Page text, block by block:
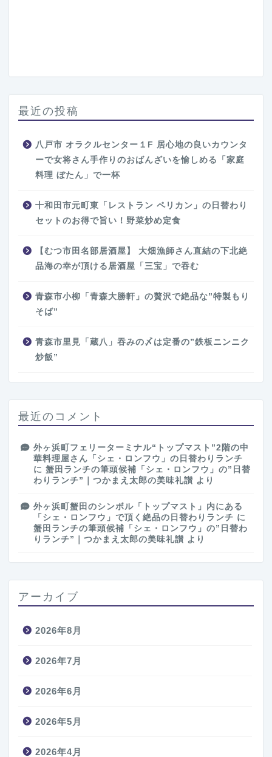
最近の投稿
八戸市 オラクルセンター１F 居心地の良いカウンタ
ーで女将さん手作りのおばんざいを愉しめる「家庭
料理 ぼたん」で一杯
十和田市元町東「レストラン ペリカン」の日替わり
セットのお得で旨い！野菜炒め定食
【むつ市田名部居酒屋】 大畑漁師さん直結の下北絶
品海の幸が頂ける居酒屋「三宝」で吞む
青森市小柳「青森大勝軒」の贅沢で絶品な”特製もり
そば”
青森市里見「蔵八」吞みの〆は定番の”鉄板ニンニク
炒飯”
最近のコメント
外ヶ浜町フェリーターミナル“トップマスト”2階の中
華料理屋さん「シェ・ロンフウ」の日替わりランチ
に 蟹田ランチの筆頭候補「シェ・ロンフウ」の”日替
わりランチ”｜つかまえ太郎の美味礼讃 より
外ヶ浜町蟹田のシンボル「トップマスト」内にある
「シェ・ロンフウ」で頂く絶品の日替わりランチ に
蟹田ランチの筆頭候補「シェ・ロンフウ」の”日替わ
りランチ”｜つかまえ太郎の美味礼讃 より
アーカイブ
2026年8月
2026年7月
2026年6月
2026年5月
2026年4月